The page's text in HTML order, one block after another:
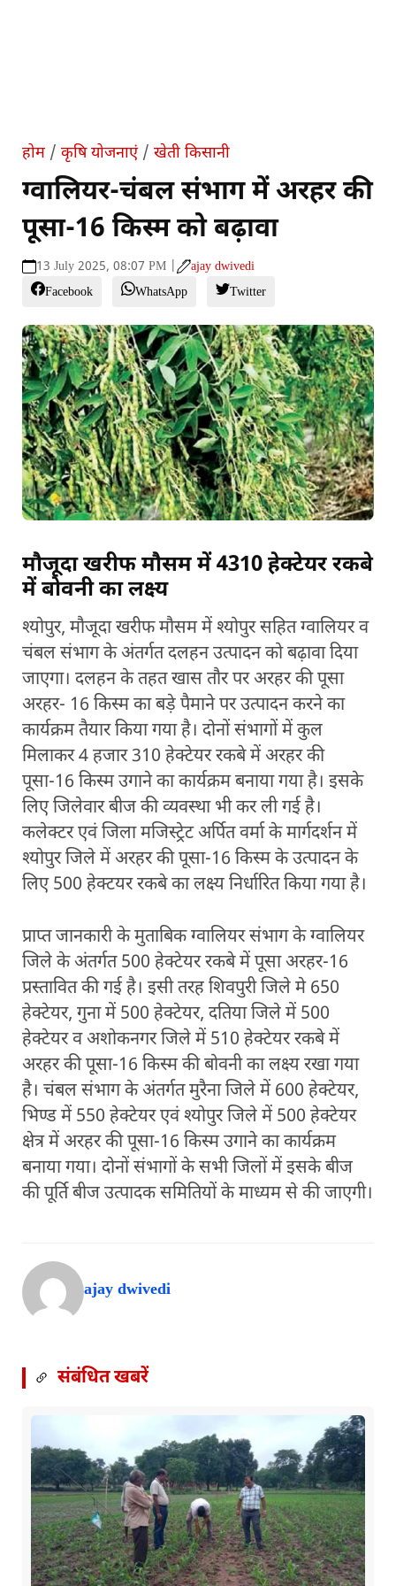
होम / कृषि योजनाएं/ खेती किसानी
ग्वालियर-चंबल संभाग में अरहर की
पूसा-16 किस्म को बढ़ावा
13 July 2025, 08:07 PM |
ajay dwivedi
Facebook
WhatsApp Twitter
मौजूदा खरीफ मौसम में 4310 हेक्टेयर रकबे
में बोवनी का लक्ष्य
श्योपुर, मौजूदा खरीफ मौसम में श्योपुर सहित ग्वालियर व
चंबल संभाग के अंतर्गत दलहन उत्पादन को बढ़ावा दिया
जाएगा। दलहन के तहत खास तौर पर अरहर की पूसा
अरहर- 16 किस्म का बड़े पैमाने पर उत्पादन करने का
कार्यक्रम तैयार किया गया है। दोनों संभागों में कुल
मिलाकर 4 हजार 310 हेक्टेयर रकबे में अरहर की
पूसा-16 किस्म उगाने का कार्यक्रम बनाया गया है। इसके
लिए जिलेवार बीज की व्यवस्था भी कर ली गई है।
कलेक्टर एवं जिला मजिस्ट्रेट अर्पित वर्मा के मार्गदर्शन में
श्योपुर जिले में अरहर की पूसा-16 किस्म के उत्पादन के
लिए 500 हेक्टयर रकबे का लक्ष्य निर्धारित किया गया है।
प्राप्त जानकारी के मुताबिक ग्वालियर संभाग के ग्वालियर
जिले के अंतर्गत 500 हेक्टेयर रकबे में पूसा अरहर-16
प्रस्तावित की गई है। इसी तरह शिवपुरी जिले मे 650
हेक्टेयर, गुना में 500 हेक्टेयर, दतिया जिले में 500
हेक्टेयर व अशोकनगर जिले में 510 हेक्टेयर रकबे में
अरहर की पूसा-16 किस्म की बोवनी का लक्ष्य रखा गया
है। चंबल संभाग के अंतर्गत मुरैना जिले में 600 हेक्टेयर,
भिण्ड में 550 हेक्टेयर एवं श्योपुर जिले में 500 हेक्टेयर
क्षेत्र में अरहर की पूसा-16 किस्म उगाने का कार्यक्रम
बनाया गया। दोनों संभागों के सभी जिलों में इसके बीज
की पूर्ति बीज उत्पादक समितियों के माध्यम से की जाएगी।
ajay dwivedi
संबंधित खबरें